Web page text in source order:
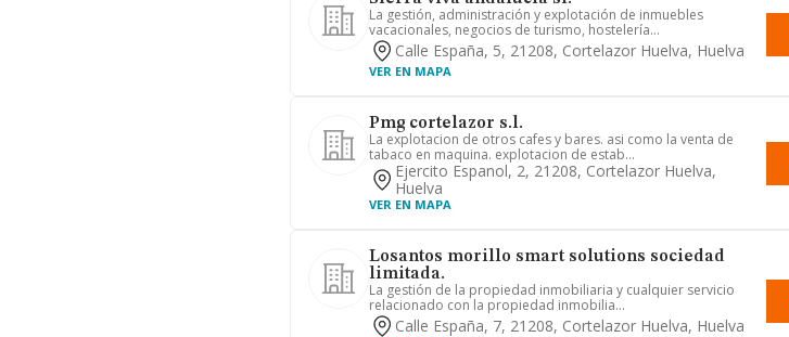
La gestión, administración y explotación de inmuebles
vacacionales, negocios de turismo, hostelería...
Calle España, 5, 21208, Cortelazor Huelva, Huelva
VER EN MAPA
Pmg cortelazor s.l.
La explotacion de otros cafes y bares. asi como la venta de
tabaco en maquina. explotacion de estab...
Ejercito Espanol, 2, 21208, Cortelazor Huelva,
Huelva
VER EN MAPA
Losantos morillo smart solutions sociedad
limitada.
La gestión de la propiedad inmobiliaria y cualquier servicio
relacionado con la propiedad inmobilia...
Calle España, 7, 21208, Cortelazor Huelva, Huelva